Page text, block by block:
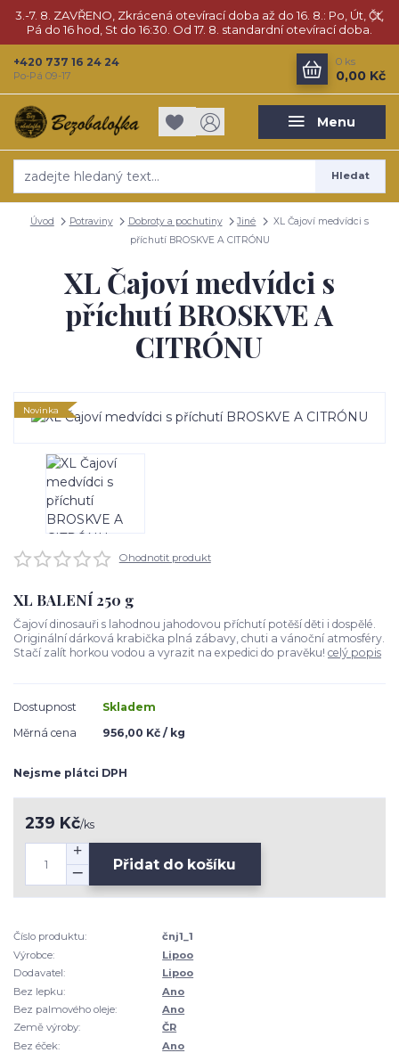
3.-7. 8. ZAVŘENO, Zkrácená otevírací doba až do 16. 8.: Po, Út, Čt,
Pá do 16 hod, St do 16:30. Od 17. 8. standardní otevírací doba.
Menu
Hledat
+420 737 16 24 24
Po-Pá 09-17
0 ks
0,00 Kč
Úvod Potraviny Dobroty a pochutiny Jiné
XL Čajoví medvídci s
příchutí BROSKVE A CITRÓNU
XL Čajoví medvídci s
příchutí BROSKVE A
CITRÓNU
Novinka
Ohodnotit produkt
XL BALENÍ 250 g
Čajoví dinosauři s lahodnou jahodovou příchutí potěší děti i dospělé.
Originální dárková krabička plná zábavy, chuti a vánoční atmosféry.
Stačí zalít horkou vodou a vyrazit na expedici do pravěku! celý popis
Dostupnost
Skladem
Měrná cena
956,00 Kč / kg
Nejsme plátci DPH
239 Kč/ks
Přidat do košíku
Číslo produktu:
čnj1_1
Výrobce:
Lipoo
Dodavatel:
Lipoo
Bez lepku:
Ano
Bez palmového oleje:
Ano
Země výroby:
ČR
Bez éček:
Ano